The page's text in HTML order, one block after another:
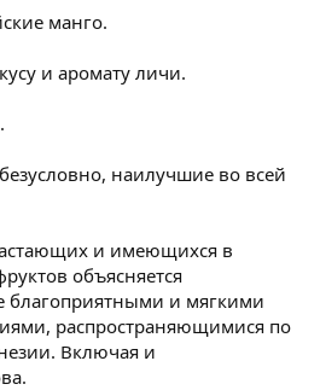
манго.
и аромату личи.
наилучшие во всей
и имеющихся в
объясняется
благоприятными и мягкими
распространяющимися по
Включая и